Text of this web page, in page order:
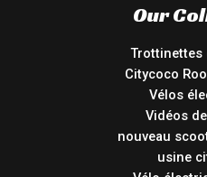
Our
Trottinettes
Citycoco
Vélos
Vidéos
nouveau
usine